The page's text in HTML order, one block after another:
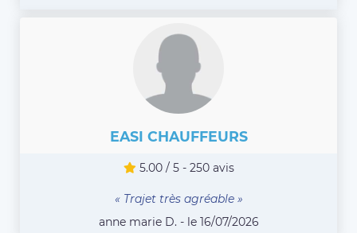
EASI CHAUFFEURS
5.00 / 5 - 250 avis
« Trajet très agréable »
anne marie D. - le 16/07/2026